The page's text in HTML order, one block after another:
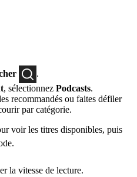
.
, sélectionnez Podcasts.
recommandés ou faites défiler
par catégorie.
voir les titres disponibles, puis
la vitesse de lecture.